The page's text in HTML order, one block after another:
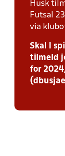
Husk
Futsal
via
Skal I
tilmeld
for